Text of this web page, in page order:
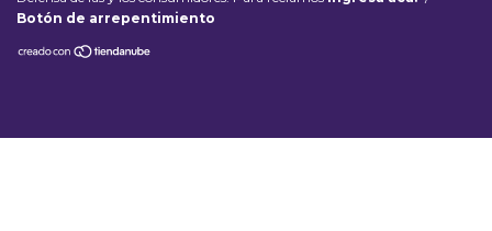
Botón de arrepentimiento